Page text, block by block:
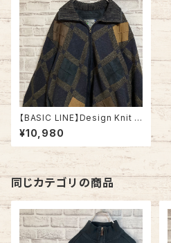
【BASIC LINE】Design Knit J
acket XL ニットジャケット 3D
ニット デザインニット 総柄ニット
セーター アメリカ USA 古着
¥10,980
同じカテゴリの商品